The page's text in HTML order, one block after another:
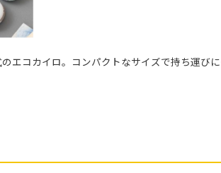
エコカイロ。コンパクトなサイズで持ち運び